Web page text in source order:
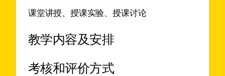
课堂讲授、授课实验、授课讨论
教学内容及安排
考核和评价方式